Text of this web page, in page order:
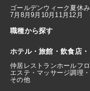
ゴールデンウィーク 夏休み
7月 8月9月 10月 11月 12月
職種から探す
ホテル・旅館・飲食店
仲居 レストランホールフ
エステ・マッサージ調理
その他